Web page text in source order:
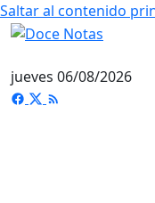
Saltar al contenido
jueves 06/08/2026